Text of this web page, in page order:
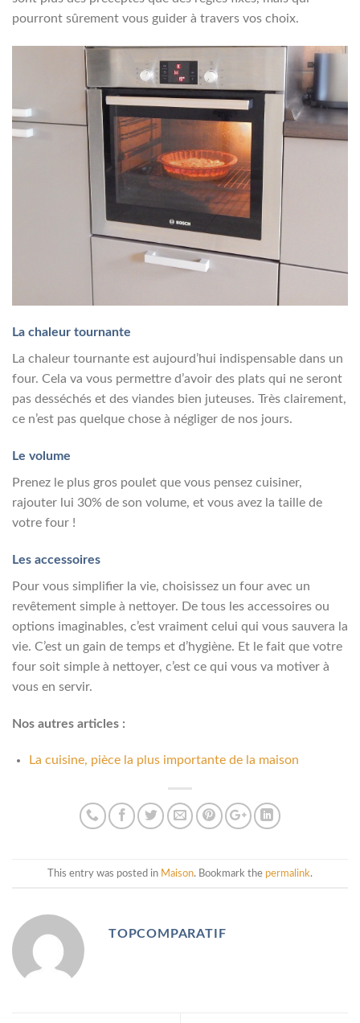
pourront sûrement vous guider à travers vos choix.
La chaleur tournante
La chaleur tournante est aujourd’hui indispensable dans un
four. Cela va vous permettre d’avoir des plats qui ne seront
pas desséchés et des viandes bien juteuses. Très clairement,
ce n’est pas quelque chose à négliger de nos jours.
Le volume
Prenez le plus gros poulet que vous pensez cuisiner,
rajouter lui 30% de son volume, et vous avez la taille de
votre four !
Les accessoires
Pour vous simplifier la vie, choisissez un four avec un
revêtement simple à nettoyer. De tous les accessoires ou
options imaginables, c’est vraiment celui qui vous sauvera la
vie. C’est un gain de temps et d’hygiène. Et le fait que votre
four soit simple à nettoyer, c’est ce qui vous va motiver à
vous en servir.
Nos autres articles :
La cuisine, pièce la plus importante de la maison
This entry was posted in Maison. Bookmark the permalink.
TOPCOMPARATIF